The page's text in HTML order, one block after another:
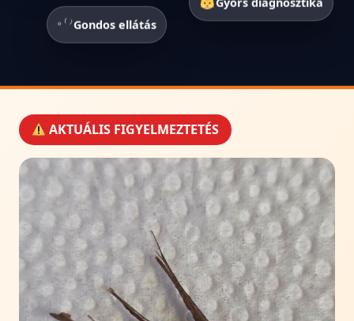
Gyors diagnosztika
Gondos ellátás
AKTUÁLIS FIGYELMEZTETÉS